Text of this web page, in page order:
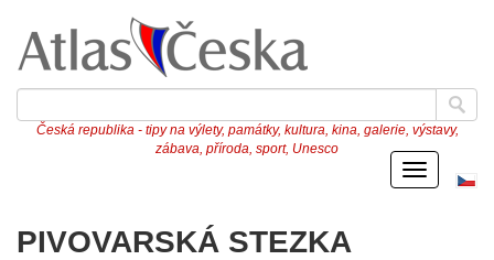
Česká republika - tipy na výlety, památky, kultura, kina, galerie, výstavy,
zábava, příroda, sport, Unesco
Menu
PIVOVARSKÁ STEZKA